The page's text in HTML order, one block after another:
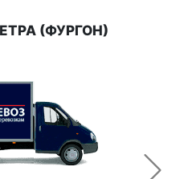
(ФУРГОН)